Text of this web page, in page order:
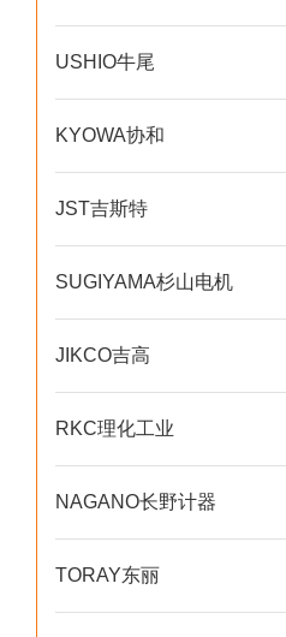
USHIO牛尾
KYOWA协和
JST吉斯特
SUGIYAMA杉山电机
JIKCO吉高
RKC理化工业
NAGANO长野计器
TORAY东丽